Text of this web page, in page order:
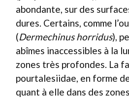
abondante, sur des
dures. Certains, comme
(Dermechinus horridus),
abîmes inaccessibles à la
zones très profondes. La
pourtalesiidae, en forme
quant à elle dans des